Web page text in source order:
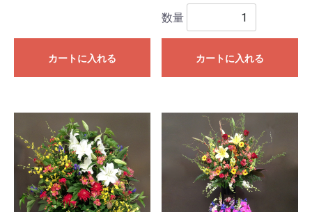
カートに入れる
数量
カートに入れる